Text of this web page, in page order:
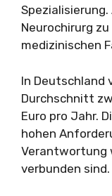
Neurochirurg
medizinischen
In Deutschland
Durchschnitt
Euro pro Jahr.
hohen
Verantwortung
verbunden sind.